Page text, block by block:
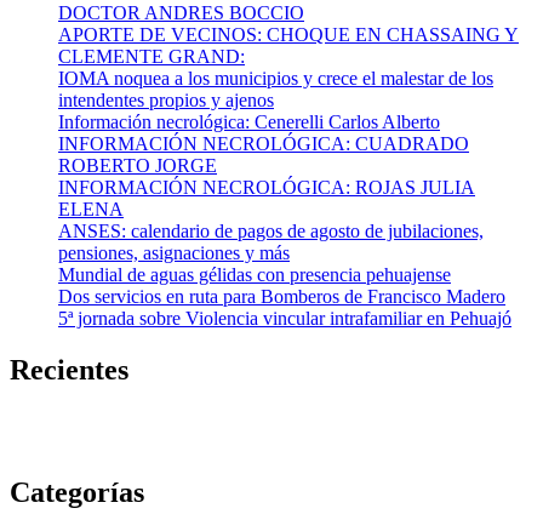
DOCTOR ANDRES BOCCIO
APORTE DE VECINOS: CHOQUE EN CHASSAING Y
CLEMENTE GRAND:
IOMA noquea a los municipios y crece el malestar de los
intendentes propios y ajenos
Información necrológica: Cenerelli Carlos Alberto
INFORMACIÓN NECROLÓGICA: CUADRADO
ROBERTO JORGE
INFORMACIÓN NECROLÓGICA: ROJAS JULIA
ELENA
ANSES: calendario de pagos de agosto de jubilaciones,
pensiones, asignaciones y más
Mundial de aguas gélidas con presencia pehuajense
Dos servicios en ruta para Bomberos de Francisco Madero
5ª jornada sobre Violencia vincular intrafamiliar en Pehuajó
Recientes
Categorías